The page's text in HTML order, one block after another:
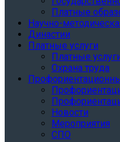
Платные
Научно-
Династии
Платные услуги
Платные
Охрана труда
Новости
Мероприятия
СПО